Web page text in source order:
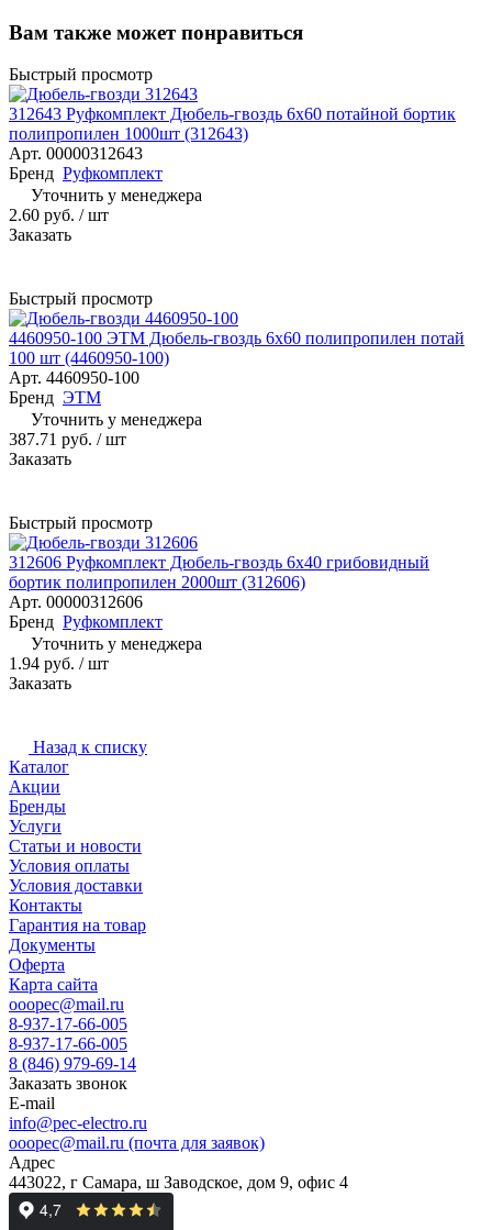
Вам также может понравиться
Быстрый просмотр
312643 Руфкомплект Дюбель-гвоздь 6х60 потайной бортик
полипропилен 1000шт (312643)
Арт. 00000312643
Бренд Руфкомплект
Уточнить у менеджера
2.60 руб. / шт
Заказать
Быстрый просмотр
4460950-100 ЭТМ Дюбель-гвоздь 6х60 полипропилен потай
100 шт (4460950-100)
Арт. 4460950-100
Бренд ЭТМ
Уточнить у менеджера
387.71 руб. / шт
Заказать
Быстрый просмотр
312606 Руфкомплект Дюбель-гвоздь 6х40 грибовидный
бортик полипропилен 2000шт (312606)
Арт. 00000312606
Бренд Руфкомплект
Уточнить у менеджера
1.94 руб. / шт
Заказать
Назад к списку
Каталог
Акции
Бренды
Услуги
Статьи и новости
Условия оплаты
Условия доставки
Контакты
Гарантия на товар
Документы
Оферта
Карта сайта
ooopec@mail.ru
8-937-17-66-005
8-937-17-66-005
8 (846) 979-69-14
Заказать звонок
E-mail
info@pec-electro.ru
ooopec@mail.ru (почта для заявок)
Адрес
443022, г Самара, ш Заводское, дом 9, офис 4